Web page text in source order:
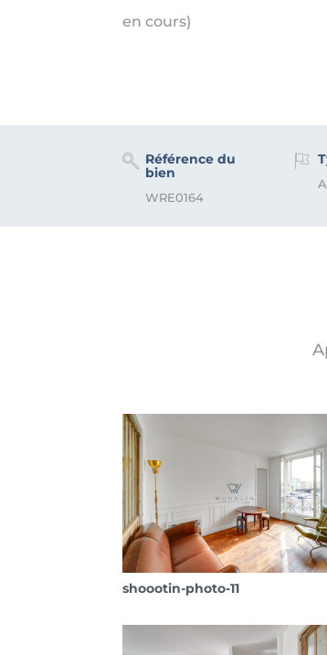
en cours)
Référence du
bien
WRE0164
shoootin-photo-11